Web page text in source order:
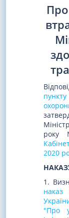
року
2020
1.
наказ
"Про